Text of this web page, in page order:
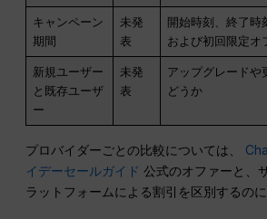
キャンペーン
期間
未発
表
開始時刻、終了時
および初回限定オ
新規ユーザー
と既存ユーザ
ー
未発
表
アップグレードや
どうか
プロバイダーごとの比較については、
イデーセールガイド 公式のオファーと、
ラットフォームによる割引を区別するの